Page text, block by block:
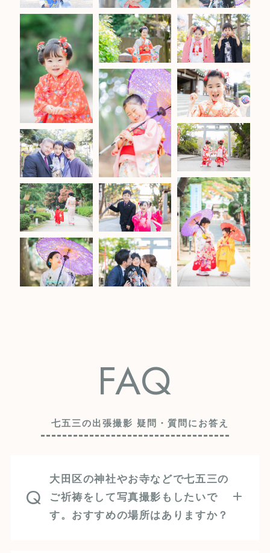
FAQ
七五三の出張撮影 疑問・質問にお答え
Q
大田区の神社やお寺などで七五三の
ご祈祷をして写真撮影もしたいで
す。おすすめの場所はありますか？